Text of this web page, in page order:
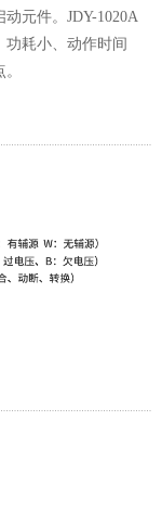
元件。JDY-1020A
耗小、动作时间